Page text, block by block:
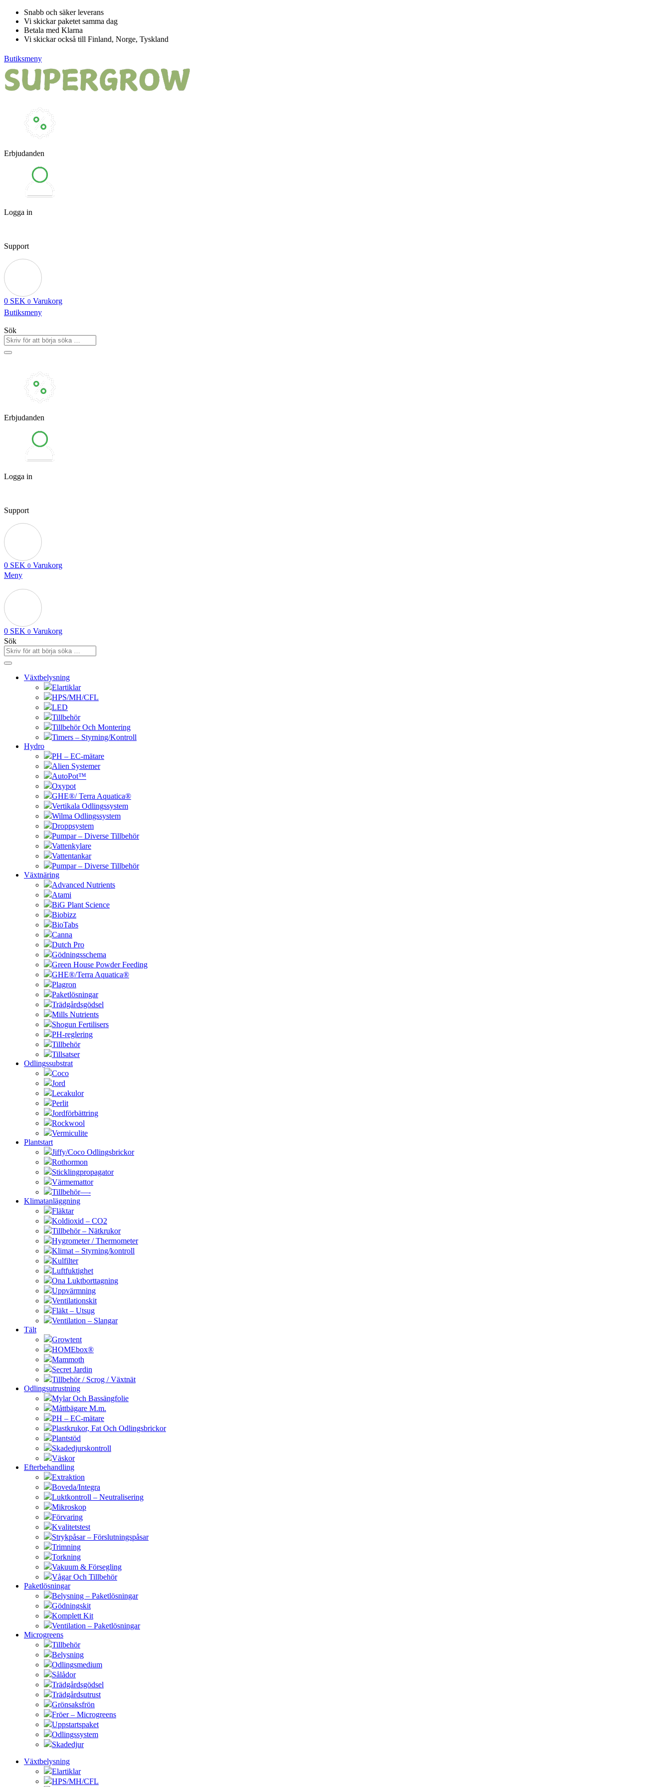
Hoppa
innehåll
Snabb och säker leverans
Vi skickar paketet samma dag
Betala med Klarna
Vi skickar också till Finland, Norge, Tyskland
Butiksmeny
Erbjudanden
Logga in
Support
0 SEK 0 Varukorg
Butiksmeny
Sök
Erbjudanden
Logga in
Support
0 SEK 0 Varukorg
Meny
0 SEK 0 Varukorg
Sök
Växtbelysning
Elartiklar
HPS/MH/CFL
LED
Tillbehör
Tillbehör Och Montering
Timers – Styrning/Kontroll
Hydro
PH – EC-mätare
Alien Systemer
AutoPot™
Oxypot
GHE®/ Terra Aquatica®
Vertikala Odlingssystem
Wilma Odlingssystem
Droppsystem
Pumpar – Diverse Tillbehör
Vattenkylare
Vattentankar
Pumpar – Diverse Tillbehör
Växtnäring
Advanced Nutrients
Atami
BiG Plant Science
Biobizz
BioTabs
Canna
Dutch Pro
Gödningsschema
Green House Powder Feeding
GHE®/Terra Aquatica®
Plagron
Paketlösningar
Trädgårdsgödsel
Mills Nutrients
Shogun Fertilisers
PH-reglering
Tillbehör
Tillsatser
Odlingssubstrat
Coco
Jord
Lecakulor
Perlit
Jordförbättring
Rockwool
Vermiculite
Plantstart
Jiffy/Coco Odlingsbrickor
Rothormon
Sticklingpropagator
Värmemattor
Tillbehör—-
Klimatanläggning
Fläktar
Koldioxid – CO2
Tillbehör – Nätkrukor
Hygrometer / Thermometer
Klimat – Styrning/kontroll
Kulfilter
Luftfuktighet
Ona Luktborttagning
Uppvärmning
Ventilationskit
Fläkt – Utsug
Ventilation – Slangar
Tält
Growtent
HOMEbox®
Mammoth
Secret Jardin
Tillbehör / Scrog / Växtnät
Odlingsutrustning
Mylar Och Bassängfolie
Måttbägare M.m.
PH – EC-mätare
Plastkrukor, Fat Och Odlingsbrickor
Plantstöd
Skadedjurskontroll
Väskor
Efterbehandling
Extraktion
Boveda/Integra
Luktkontroll – Neutralisering
Mikroskop
Förvaring
Kvalitetstest
Strykpåsar – Förslutningspåsar
Trimning
Torkning
Vakuum & Försegling
Vågar Och Tillbehör
Paketlösningar
Belysning – Paketlösningar
Gödningskit
Komplett Kit
Ventilation – Paketlösningar
Microgreens
Tillbehör
Belysning
Odlingsmedium
Sålådor
Trädgårdsgödsel
Trädgårdsutrust
Grönsaksfrön
Fröer – Microgreens
Uppstartspaket
Odlingssystem
Skadedjur
Växtbelysning
Elartiklar
HPS/MH/CFL